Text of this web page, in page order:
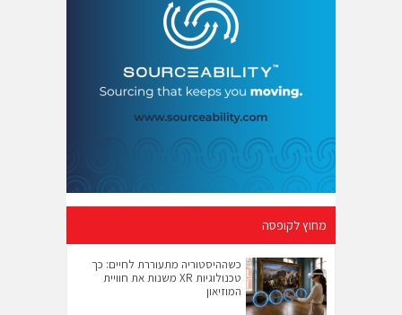
מחוץ לקופסה
כשההיסטוריה מתעוררת לחיים: כך
טכנולוגיות XR משנות את חוויית
המוזיאון